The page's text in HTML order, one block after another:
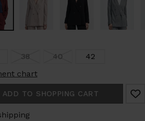
38 40
42
chart
ADD TO SHOPPING CART